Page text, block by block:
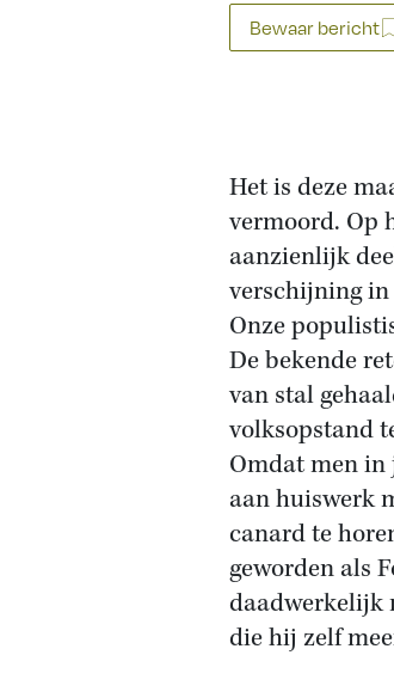
Bewaar bericht
Het is deze
vermoord. Op
aanzienlijk
verschijning
Onze
De bekende
van stal
volksopstand
Omdat men
aan huiswerk
canard te
geworden als
daadwerkelijk
die hij zelf